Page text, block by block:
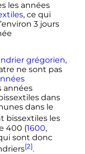
les années
, ce qui
3 jours
grégorien,
ne sont pas
années
dans
dans le
bissextiles les
400 (1600,
sont donc
[2].